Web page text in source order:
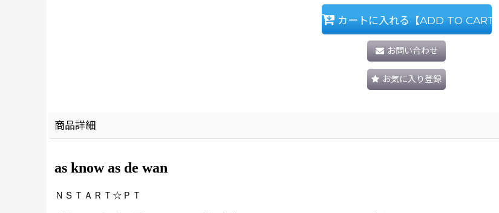
カートに入れる【ADD TO CART】
お問い合わせ
お気に入り登録
商品詳細
as know as de wan
ＮＳＴＡＲＴ☆ＰＴ